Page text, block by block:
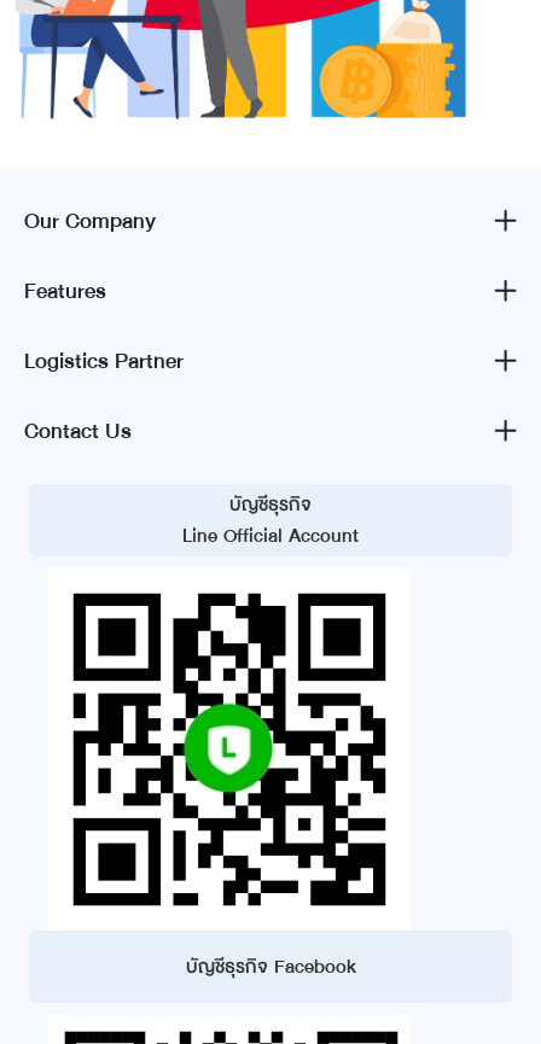
Our Company
Features
Logistics Partner
Contact Us
บัญชีธุรกิจ
Line Official Account
บัญชีธุรกิจ Facebook